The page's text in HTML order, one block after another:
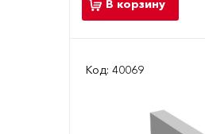
В корзину
Код: 40069